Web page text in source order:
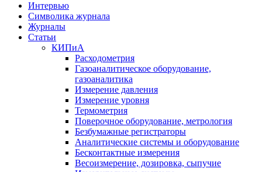
Интервью
Символика журнала
Журналы
Статьи
КИПиА
Расходометрия
Газоаналитическое оборудование,
газоаналитика
Измерение давления
Измерение уровня
Термометрия
Поверочное оборудование, метрология
Безбумажные регистраторы
Аналитические системы и оборудование
Бесконтактные измерения
Весоизмерение, дозировка, сыпучие